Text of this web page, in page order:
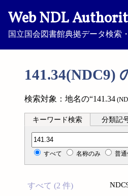
Web NDL
国立国会図書館典拠データ検索
141.34(NDC9)
検索対象：地名の“141.34
キーワード検索 分類記
分類記号検索
すべて 名称のみ 普
すべて (2 件)